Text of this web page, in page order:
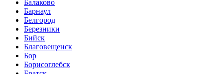
Балаково
Барнаул
Белгород
Березники
Бийск
Благовещенск
Бор
Борисоглебск